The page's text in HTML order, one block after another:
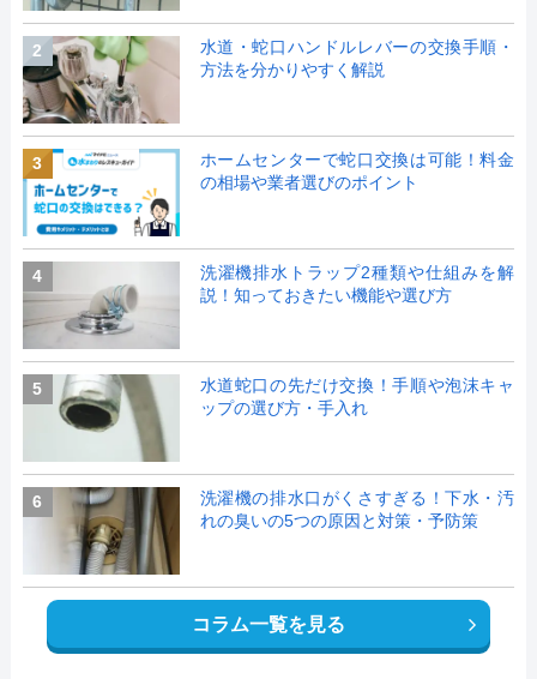
2
水道・蛇口ハンドルレバーの交換手順・
方法を分かりやすく解説
3
ホームセンターで蛇口交換は可能！料金
の相場や業者選びのポイント
4
洗濯機排水トラップ2種類や仕組みを解
説！知っておきたい機能や選び方
5
水道蛇口の先だけ交換！手順や泡沫キャ
ップの選び方・手入れ
6
洗濯機の排水口がくさすぎる！下水・汚
れの臭いの5つの原因と対策・予防策
コラム一覧を見る